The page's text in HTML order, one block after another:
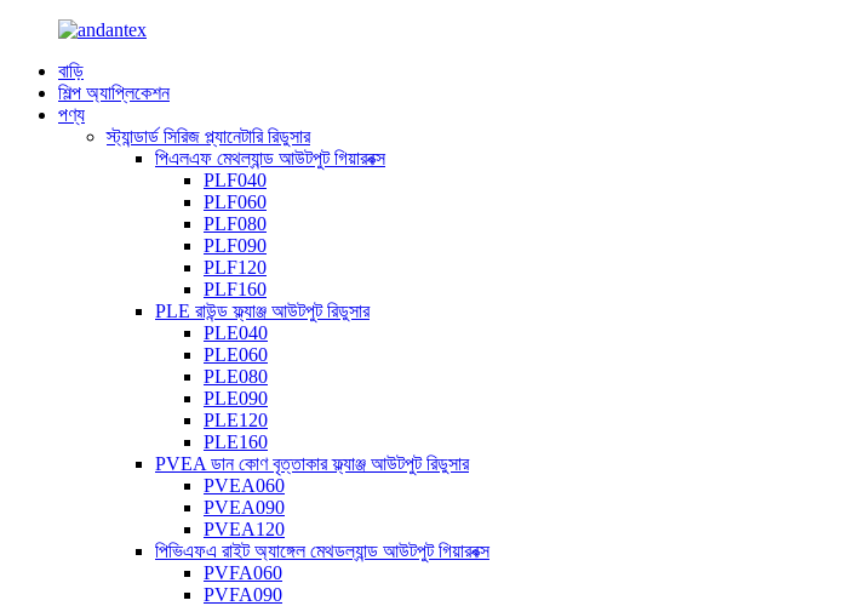
বাড়ি
শিল্প অ্যাপ্লিকেশন
পণ্য
স্ট্যান্ডার্ড সিরিজ প্ল্যানেটারি রিডুসার
পিএলএফ মেথল্যান্ড আউটপুট গিয়ারবক্স
PLF040
PLF060
PLF080
PLF090
PLF120
PLF160
PLE রাউন্ড ফ্ল্যাঞ্জ আউটপুট রিডুসার
PLE040
PLE060
PLE080
PLE090
PLE120
PLE160
PVEA ডান কোণ বৃত্তাকার ফ্ল্যাঞ্জ আউটপুট রিডুসার
PVEA060
PVEA090
PVEA120
পিভিএফএ রাইট অ্যাঙ্গেল মেথডল্যান্ড আউটপুট গিয়ারবক্স
PVFA060
PVFA090